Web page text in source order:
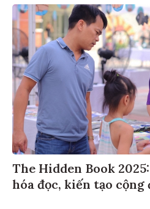
The Hidden Book
hóa đọc, kiến tạo cộng